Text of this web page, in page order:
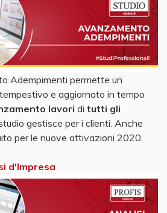
Adempimenti permette un
e aggiornato in tempo
lavori di tutti gli
gestisce per i clienti. Anche
per le nuove attivazioni 2020.
d'Impresa